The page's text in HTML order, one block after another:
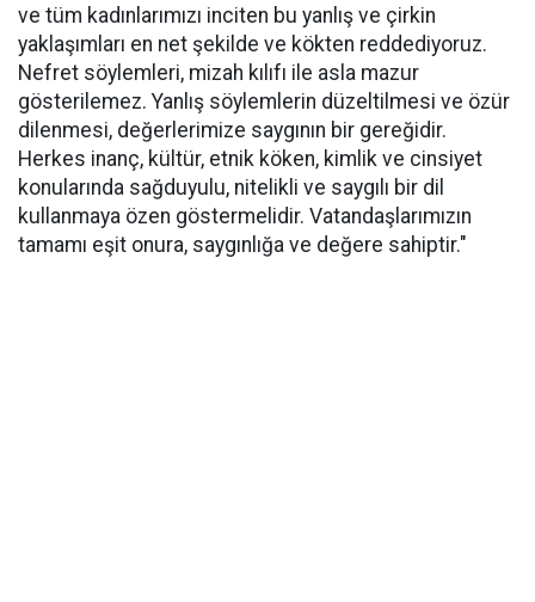
ve tüm kadınlarımızı inciten bu yanlış ve çirkin
yaklaşımları en net şekilde ve kökten reddediyoruz.
Nefret söylemleri, mizah kılıfı ile asla mazur
gösterilemez. Yanlış söylemlerin düzeltilmesi ve özür
dilenmesi, değerlerimize saygının bir gereğidir.
Herkes inanç, kültür, etnik köken, kimlik ve cinsiyet
konularında sağduyulu, nitelikli ve saygılı bir dil
kullanmaya özen göstermelidir. Vatandaşlarımızın
tamamı eşit onura, saygınlığa ve değere sahiptir."